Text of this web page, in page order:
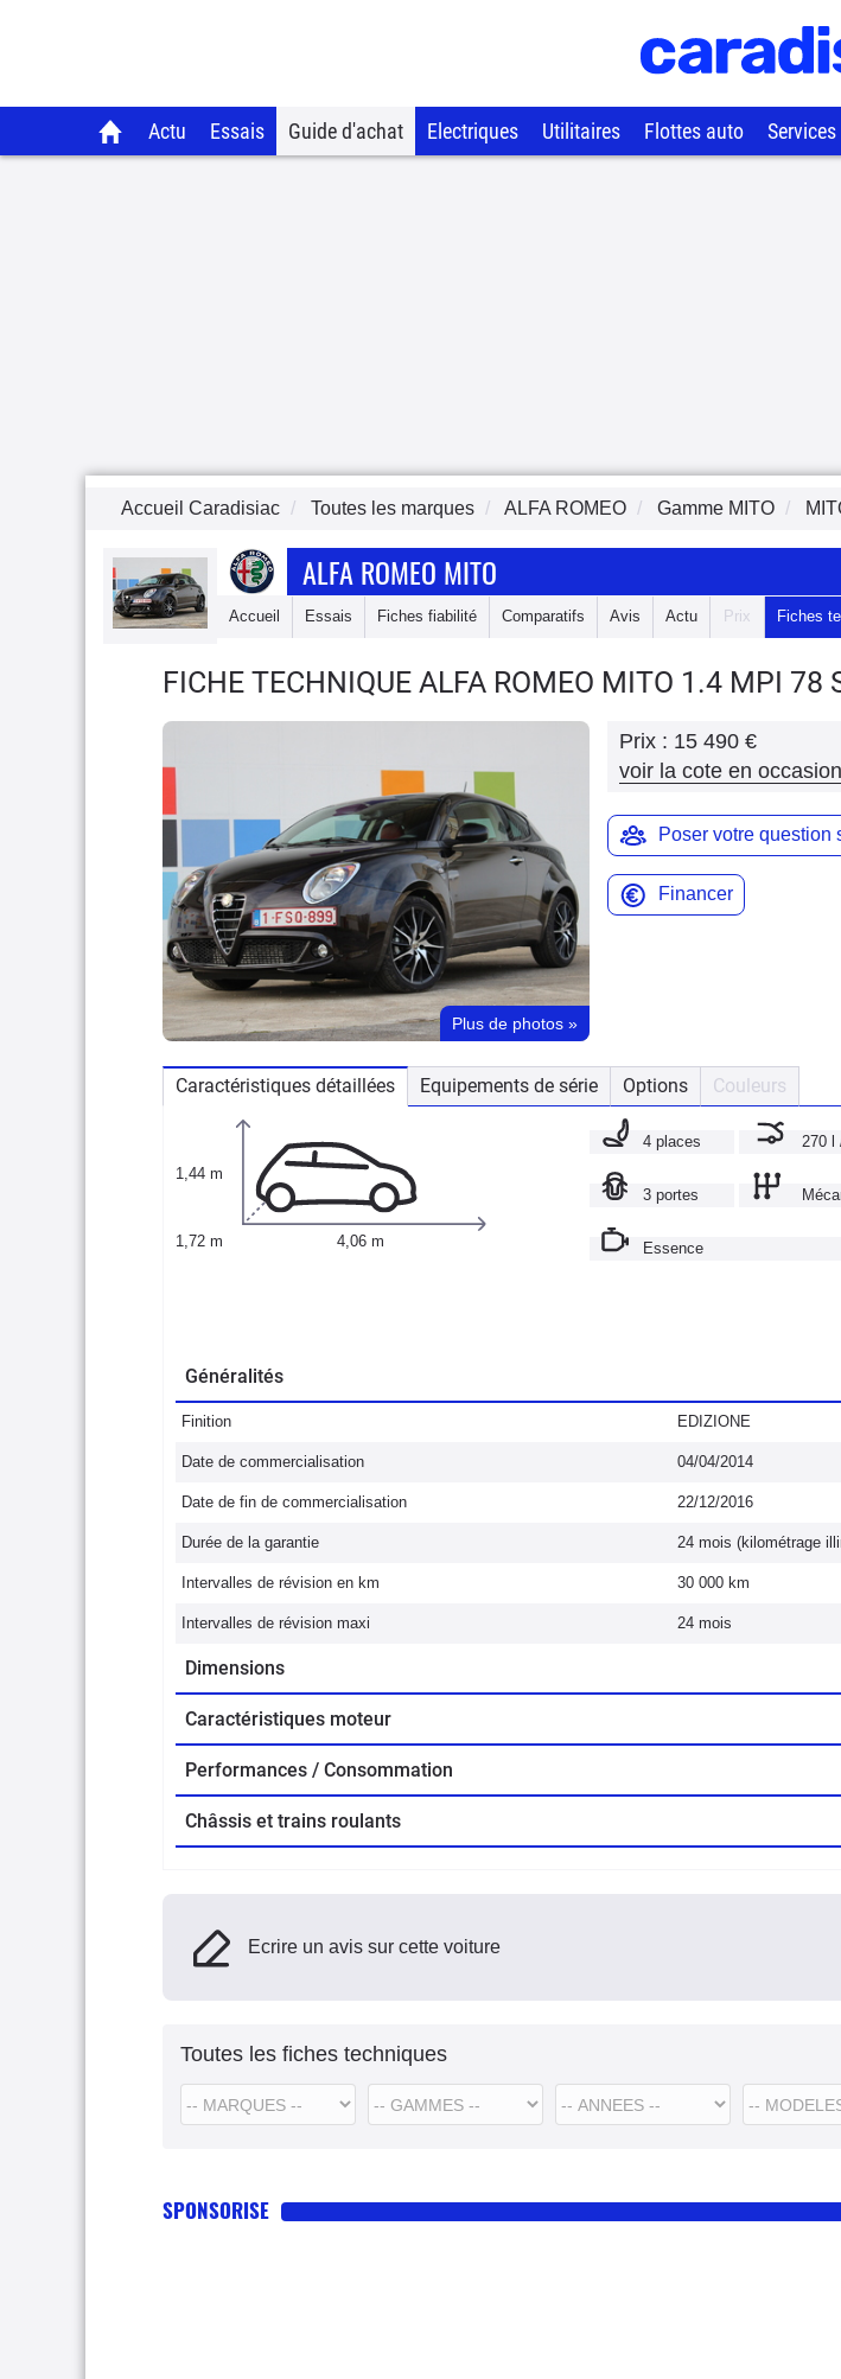
Actu Essais Guide d'achat Electriques Utilitaires Flottes auto Services
Accueil Caradisiac Toutes les marques ALFA ROMEO Gamme MITO
ALFA ROMEO MITO
Accueil Essais Fiches fiabilité Comparatifs Avis Actu Prix Fiches
FICHE TECHNIQUE ALFA ROMEO MITO 1.4 MPI 78
Plus de photos »
Prix : 15 490 €
voir la cote en occasion
Poser votre question
Financer
Caractéristiques détaillées Equipements de série Options Couleurs
1,44 m
1,72 m 4,06 m
4 places 270 l
3 portes
Essence
Généralités
Finition EDIZIONE
Date de commercialisation 04/04/2014
Date de fin de commercialisation 22/12/2016
Durée de la garantie 24 mois (kilométrage
Intervalles de révision en km 30 000 km
Intervalles de révision maxi 24 mois
Dimensions
Caractéristiques moteur
Performances / Consommation
Châssis et trains roulants
Ecrire un avis sur cette voiture
Toutes les fiches techniques
SPONSORISE